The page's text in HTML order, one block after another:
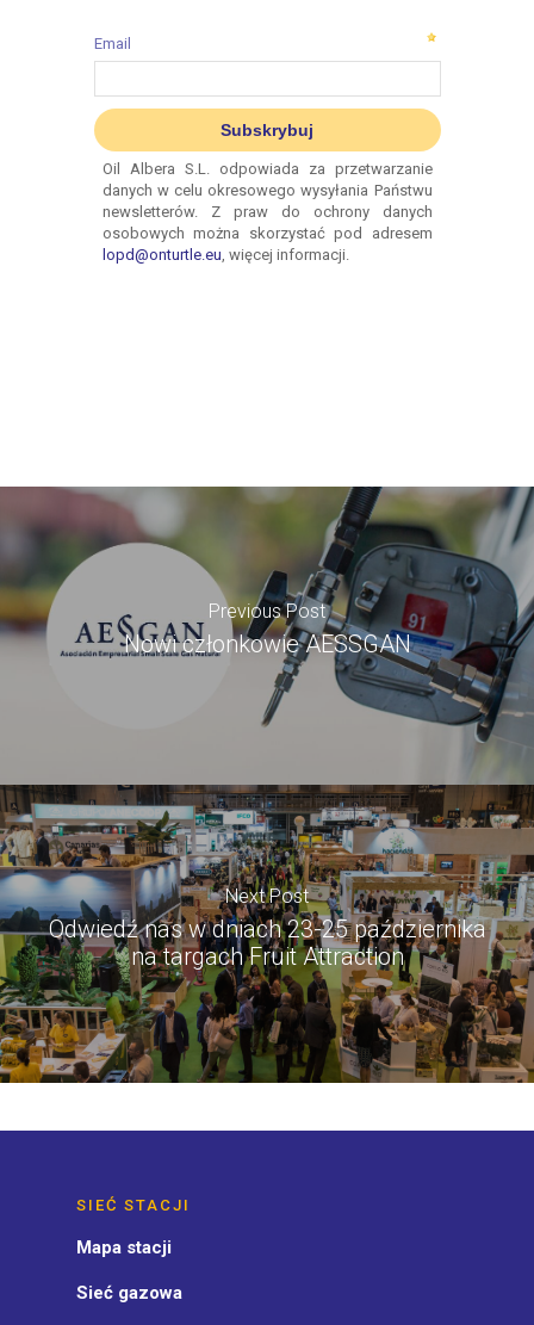
Previous Post
Nowi członkowie AESSGAN
Next Post
Odwiedź nas w dniach 23-25 października
na targach Fruit Attraction
SIEĆ STACJI
Mapa stacji
Sieć gazowa